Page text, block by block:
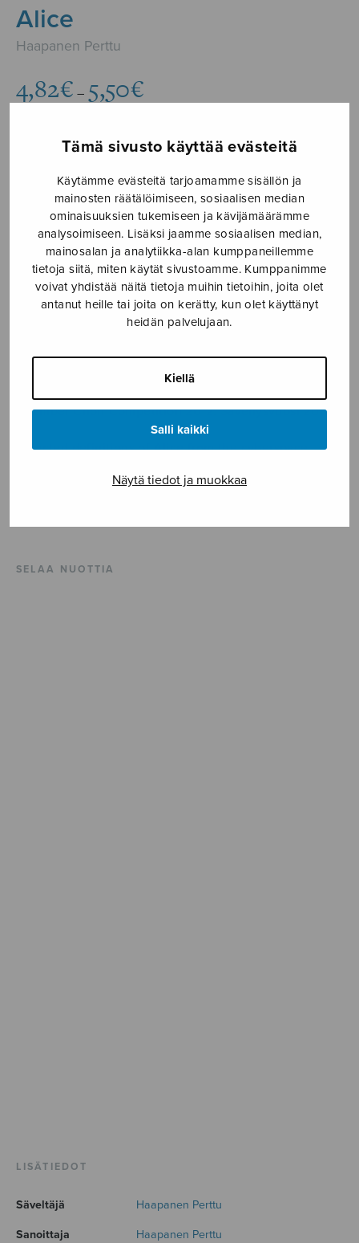
Tämä sivusto käyttää evästeitä
Käytämme evästeitä tarjoamamme sisällön ja
mainosten räätälöimiseen, sosiaalisen median
ominaisuuksien tukemiseen ja kävijämäärämme
analysoimiseen. Lisäksi jaamme sosiaalisen median,
mainosalan ja analytiikka-alan kumppaneillemme
tietoja siitä, miten käytät sivustoamme. Kumppanimme
voivat yhdistää näitä tietoja muihin tietoihin, joita olet
antanut heille tai joita on kerätty, kun olet käyttänyt
heidän palvelujaan.
Kiellä
Salli kaikki
Näytä tiedot ja muokkaa
Alice
Haapanen Perttu
4,82€ – 5,50€
Formaatti
Readymade
Alice
määrä
LISÄÄ
OSTOSKORIIN
S1713
KUVAUS
Chamber Choir Competition 2012. Sävellysvuosi 2011.
Selected definitions of Alice from the cyberspace.
ISMN 979-0-55010-713-7
SELAA NUOTTIA
LISÄTIEDOT
Säveltäjä Haapanen Perttu
Sanoittaja Haapanen Perttu